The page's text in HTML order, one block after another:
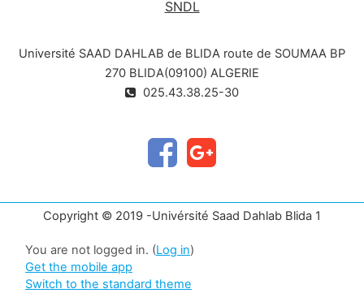
SNDL
Université SAAD DAHLAB de BLIDA route de SOUMAA BP
270 BLIDA(09100) ALGERIE
025.43.38.25-30
Copyright © 2019 -Univérsité Saad Dahlab Blida 1
You are not logged in. (Log in)
Get the mobile app
Switch to the standard theme